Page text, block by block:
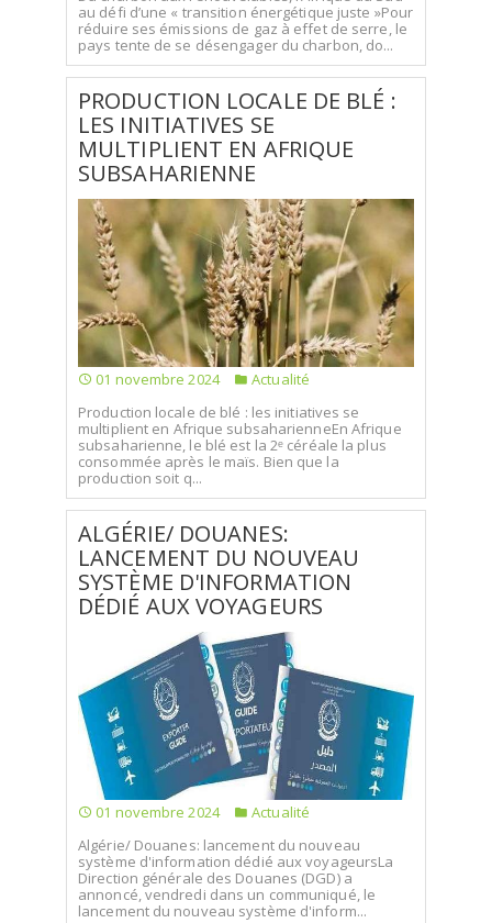
au défi d’une « transition énergétique juste »Pour
réduire ses émissions de gaz à effet de serre, le
pays tente de se désengager du charbon, do...
PRODUCTION LOCALE DE BLÉ :
LES INITIATIVES SE
MULTIPLIENT EN AFRIQUE
SUBSAHARIENNE
01 novembre 2024
Actualité
Production locale de blé : les initiatives se
multiplient en Afrique subsaharienneEn Afrique
subsaharienne, le blé est la 2ᵉ céréale la plus
consommée après le maïs. Bien que la
production soit q...
ALGÉRIE/ DOUANES:
LANCEMENT DU NOUVEAU
SYSTÈME D'INFORMATION
DÉDIÉ AUX VOYAGEURS
01 novembre 2024
Actualité
Algérie/ Douanes: lancement du nouveau
système d'information dédié aux voyageursLa
Direction générale des Douanes (DGD) a
annoncé, vendredi dans un communiqué, le
lancement du nouveau système d'inform...